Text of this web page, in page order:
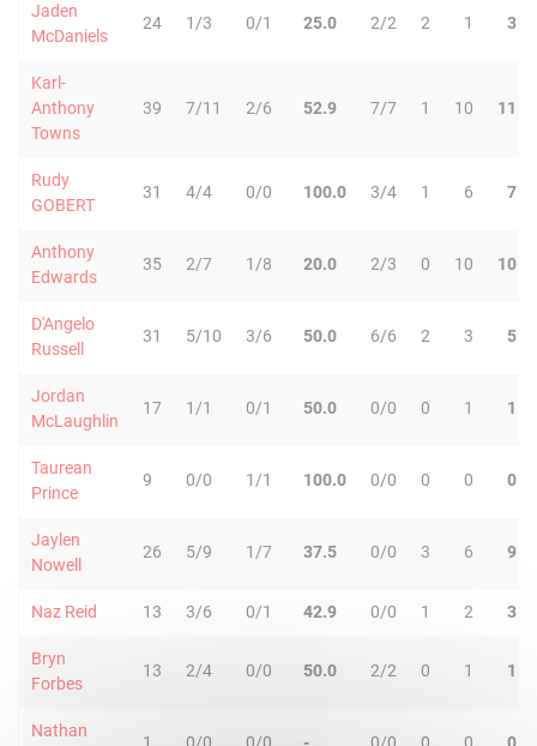
Jaden
McDaniels
24 1/3 0/1 25.0 2/2 2 1 3
Karl-
Anthony
Towns
39 7/11 2/6 52.9 7/7 1 10 11
Rudy
GOBERT
31 4/4 0/0 100.0 3/4 1 6 7
Anthony
Edwards
35 2/7 1/8 20.0 2/3 0 10 10
D'Angelo
Russell
31 5/10 3/6 50.0 6/6 2 3 5
Jordan
McLaughlin
17 1/1 0/1 50.0 0/0 0 1 1
Taurean
Prince
9 0/0 1/1 100.0 0/0 0 0 0
Jaylen
Nowell
26 5/9 1/7 37.5 0/0 3 6 9
Naz Reid 13 3/6 0/1 42.9 0/0 1 2 3
Bryn
Forbes
13 2/4 0/0 50.0 2/2 0 1 1
Nathan